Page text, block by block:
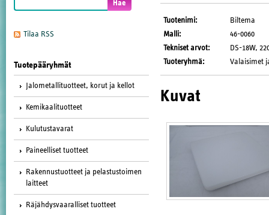
Tilaa RSS
Tuotepääryhmät
Jalometallituotteet, korut ja kellot
Kemikaalituotteet
Kulutustavarat
Paineelliset tuotteet
Rakennustuotteet ja pelastustoimen
laitteet
Räjähdysvaaralliset tuotteet
Tuotenimi:
Biltema
Malli:
46-0060
Tekniset arvot:
DS-18W,
Tuoteryhmä: Valaisimet
Kuvat